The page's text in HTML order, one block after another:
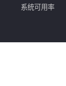
系统可用率